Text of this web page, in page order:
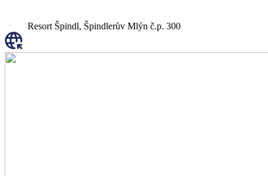
Resort Špindl, Špindlerův Mlýn č.p. 300